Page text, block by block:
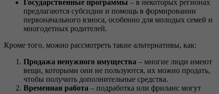
Государственные программы – в некоторых регионах
предлагаются субсидии и помощь в формировании
первоначального взноса, особенно для молодых семей и
многодетных родителей.
Кроме того, можно рассмотреть такие альтернативы, как:
Продажа ненужного имущества – многие люди имеют
вещи, которыми они не пользуются, их можно продать,
чтобы получить дополнительные средства.
Временная работа – подработка или фриланс могут